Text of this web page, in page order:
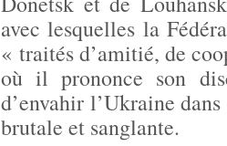
avec lesquelles la
« traités d’amitié, de
où il prononce son
d’envahir l’Ukraine
brutale et sanglante.